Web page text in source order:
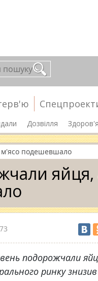
Дозвілля Здоров'я
м'ясо подешевшало
яйця,
подорожчали
ринку знизив